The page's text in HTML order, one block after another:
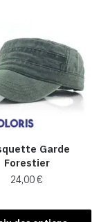
Garde
Forestier
24,00€